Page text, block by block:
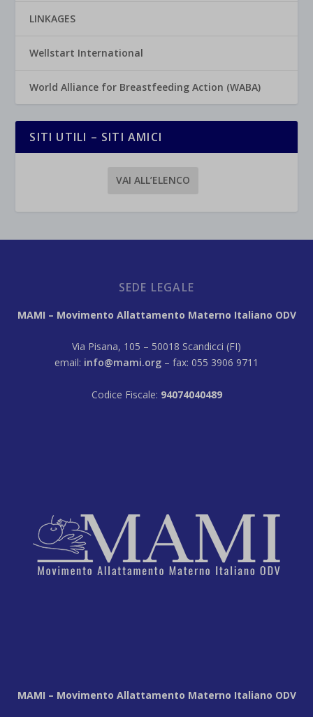
LINKAGES
Wellstart International
World Alliance for Breastfeeding Action (WABA)
SITI UTILI – SITI AMICI
VAI ALL’ELENCO
SEDE LEGALE
MAMI – Movimento Allattamento Materno Italiano ODV
Via Pisana, 105 – 50018 Scandicci (FI)
email: info@mami.org – fax: 055 3906 9711
Codice Fiscale: 94074040489
MAMI – Movimento Allattamento Materno Italiano ODV